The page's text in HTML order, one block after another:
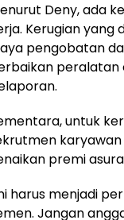
Deny, ada
Kerugian yang
pengobatan
peralatan
untuk
premi
harus menjadi
Jangan